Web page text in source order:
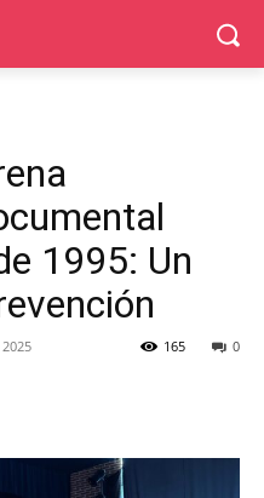
1995: Un
0
165